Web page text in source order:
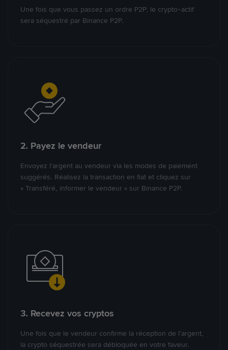
Une fois que vous passez un ordre P2P, le crypto-actif
sera séquestré par Binance P2P.
2. Payez le vendeur
Envoyez l’argent au vendeur via les modes de paiement
suggérés. Réalisez la transaction en fiat et cliquez sur
« Transféré, informer le vendeur » sur Binance P2P.
3. Recevez vos cryptos
Une fois que le vendeur confirme la réception de l’argent,
la crypto séquestrée sera débloquée en votre faveur.